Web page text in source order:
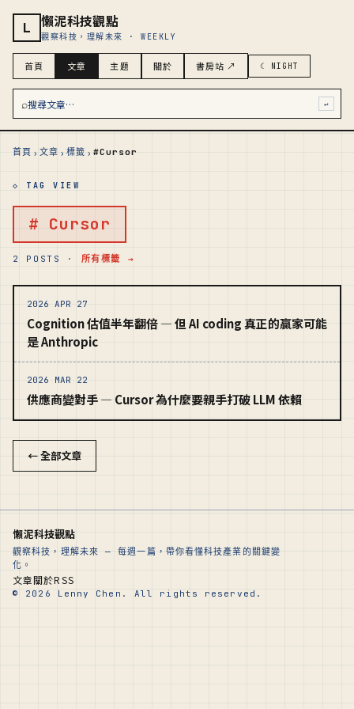
L 懶泥科技觀點
觀察科技，理解未來 · WEEKLY
⌕搜尋文章… ↵
首頁 文章 主題 關於 書房站 ↗ ☾ NIGHT
首頁 › 文章 › 標籤 › #Cursor
◇ TAG VIEW
# Cursor
2 POSTS · 所有標籤 →
2026 APR 27
Cognition 估值半年翻倍 — 但 AI coding 真正的贏家可能
是 Anthropic
2026 MAR 22
供應商變對手 — Cursor 為什麼要親手打破 LLM 依賴
← 全部文章
懶泥科技觀點
觀察科技，理解未來 — 每週一篇，帶你看懂科技產業的關鍵變
化。
文章關於RSS
© 2026 Lenny Chen. All rights reserved.